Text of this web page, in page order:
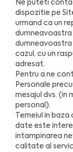
Ne puteti
dispozitie pe
urmand ca un
cazul, cu un
adresat.
Pentru a ne
Personale
mesajul dvs. (in
personal).
Temeiul in
date este
intampinarea
calitate al